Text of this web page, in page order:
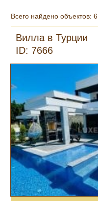
Всего найдено объектов: 6
Вилла в Турции
ID: 7666